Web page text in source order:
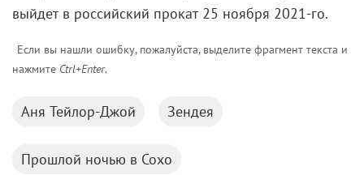
выйдет в российский прокат 25 ноября 2021-го.
Если вы нашли ошибку, пожалуйста, выделите фрагмент текста и
нажмите Ctrl+Enter.
Аня Тейлор-Джой Зендея
Прошлой ночью в Сохо